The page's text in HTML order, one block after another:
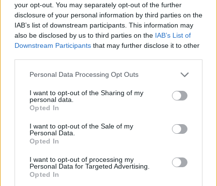
your opt-out. You may separately opt-out of the further
disclosure of your personal information by third parties on the
IAB’s list of downstream participants. This information may
also be disclosed by us to third parties on the IAB’s List of
Downstream Participants that may further disclose it to other
Please note that this website/app uses one or more Google
not limited to your visit or usage behaviour. You may click to
grant or deny consent to Google and its third-party tags to
use your data for below specified purposes in below Google
consent section.
Personal Data Processing Opt Outs
I want to opt-out of the Sharing of my
personal data.
Opted In
I want to opt-out of the Sale of my
Personal Data.
Opted In
I want to opt-out of processing my
Personal Data for Targeted Advertising.
Opted In